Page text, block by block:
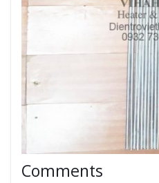
Comments